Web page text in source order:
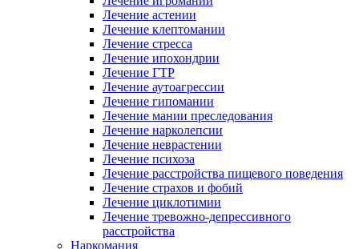
Лечение астении
Лечение клептомании
Лечение стресса
Лечение ипохондрии
Лечение ГТР
Лечение аутоагрессии
Лечение гипомании
Лечение мании преследования
Лечение нарколепсии
Лечение неврастении
Лечение психоза
Лечение расстройства пищевого поведения
Лечение страхов и фобий
Лечение циклотимии
Лечение тревожно-депрессивного
расстройства
Наркомания